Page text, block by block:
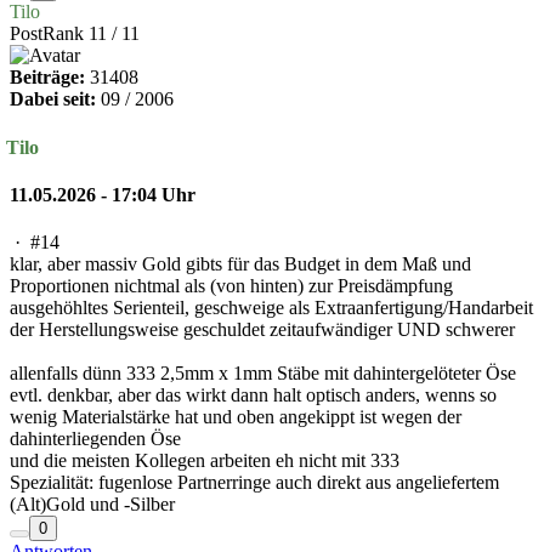
Tilo
PostRank 11 / 11
Beiträge: 31408
Dabei seit: 09 / 2006
Tilo
11.05.2026 - 17:04 Uhr
· #14
klar, aber massiv Gold gibts für das Budget in dem Maß und
Proportionen nichtmal als (von hinten) zur Preisdämpfung
ausgehöhltes Serienteil, geschweige als Extraanfertigung/Handarbeit
der Herstellungsweise geschuldet zeitaufwändiger UND schwerer
allenfalls dünn 333 2,5mm x 1mm Stäbe mit dahintergelöteter Öse
evtl. denkbar, aber das wirkt dann halt optisch anders, wenns so
wenig Materialstärke hat und oben angekippt ist wegen der
dahinterliegenden Öse
und die meisten Kollegen arbeiten eh nicht mit 333
Spezialität: fugenlose Partnerringe auch direkt aus angeliefertem
(Alt)Gold und -Silber
0